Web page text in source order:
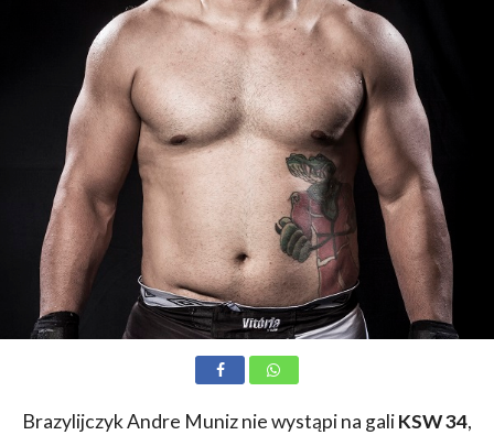
Brazylijczyk Andre Muniz nie wystąpi na galiKSW 34,